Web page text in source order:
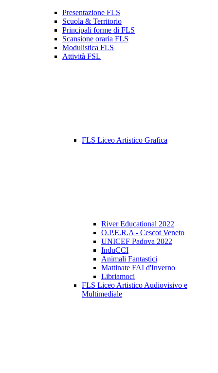
Presentazione FLS
Scuola & Territorio
Principali forme di FLS
Scansione oraria FLS
Modulistica FLS
Attività FSL
FLS Liceo Artistico Grafica
River Educational 2022
O.P.E.R.A - Cescot Veneto
UNICEF Padova 2022
InduCCI
Animali Fantastici
Mattinate FAI d'Inverno
Libriamoci
FLS Liceo Artistico Audiovisivo e
Multimediale